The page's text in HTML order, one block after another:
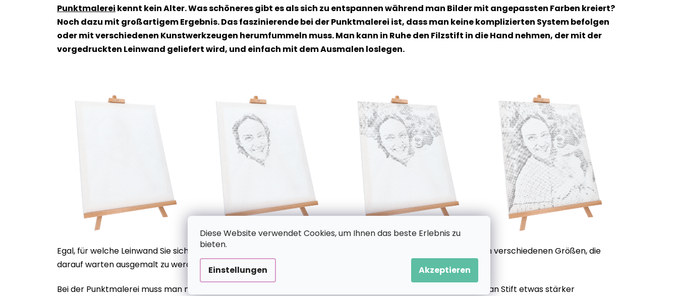
Diese Website verwendet Cookies, um Ihnen das beste Erlebnis zu
bieten.
Einstellungen Akzeptieren
Punktmalerei kennt kein Alter. Was schöneres gibt es als sich zu entspannen während man Bilder mit angepassten Farben kreiert?
Noch dazu mit großartigem Ergebnis. Das faszinierende bei der Punktmalerei ist, dass man keine komplizierten System befolgen
oder mit verschiedenen Kunstwerkzeugen herumfummeln muss. Man kann in Ruhe den Filzstift in die Hand nehmen, der mit der
vorgedruckten Leinwand geliefert wird, und einfach mit dem Ausmalen loslegen.
Egal, für welche Leinwand Sie sich entscheiden, es gibt mehrere Dutzende bis Hunderte vorgedruckte Kreise in verschiedenen Größen, die
darauf warten ausgemalt zu werden.
Bei der Punktmalerei muss man manchmal ganz sanft kleine Punkte setzen, aber es kommt auch vor, dass man Stift etwas stärker